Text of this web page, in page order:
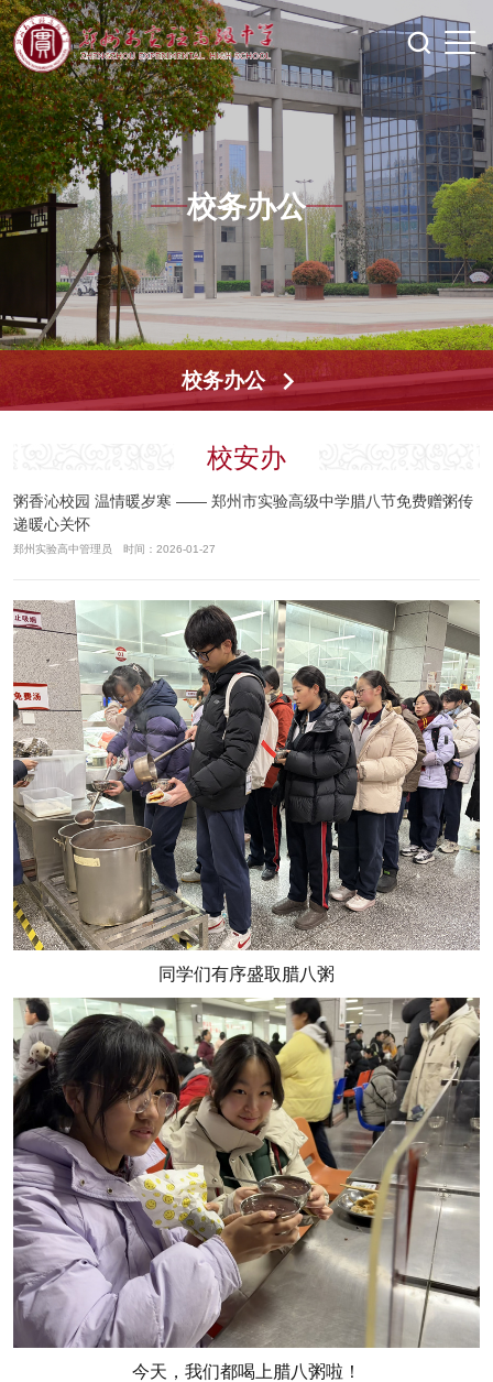
校务办公
校务办公
校安办
粥香沁校园 温情暖岁寒 —— 郑州市实验高级中学腊八节免费赠粥传
递暖心关怀
郑州实验高中管理员 时间：2026-01-27
同学们有序盛取腊八粥
今天，我们都喝上腊八粥啦！